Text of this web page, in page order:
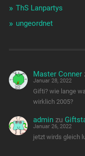
ThS Lanpartys
ungeordnet
Master Conner
Januar 28, 2022
Gifti? wie lange
wirklich 2005?
admin zu
Januar 26, 2022
jetzt wirds gleich